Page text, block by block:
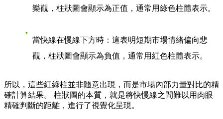
樂觀，柱狀圖會顯示為正值，通常用綠色柱體表示。
當快線在慢線下方時 ：這表明短期市場情緒偏向悲
觀，柱狀圖會顯示為負值，通常用紅色柱體表示。
所以，這些紅綠柱並非隨意出現，而是市場內部力量對比的精
確計算結果。 柱狀圖的本質，就是將快慢線之間難以用肉眼
精確判斷的距離，進行了視覺化呈現。